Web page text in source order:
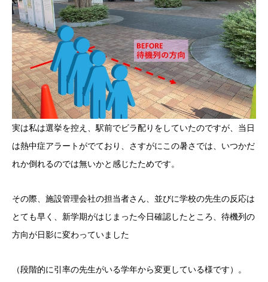
実は私は選挙を控え、駅前でビラ配りをしていたのですが、当日
は熱中症アラートがでており、さすがにこの暑さでは、いつかだ
れか倒れるのでは無いかと感じたためです。
その際、施設管理会社の担当者さん、並びに学校の先生の反応は
とても早く、新学期がはじまった今日確認したところ、待機列の
方向が日影に変わっていました
（段階的に引率の先生がいる学年から変更している様です）。